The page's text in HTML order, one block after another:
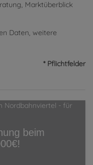
Marktüberblick
Daten, weitere
* Pflichtfelder
beim